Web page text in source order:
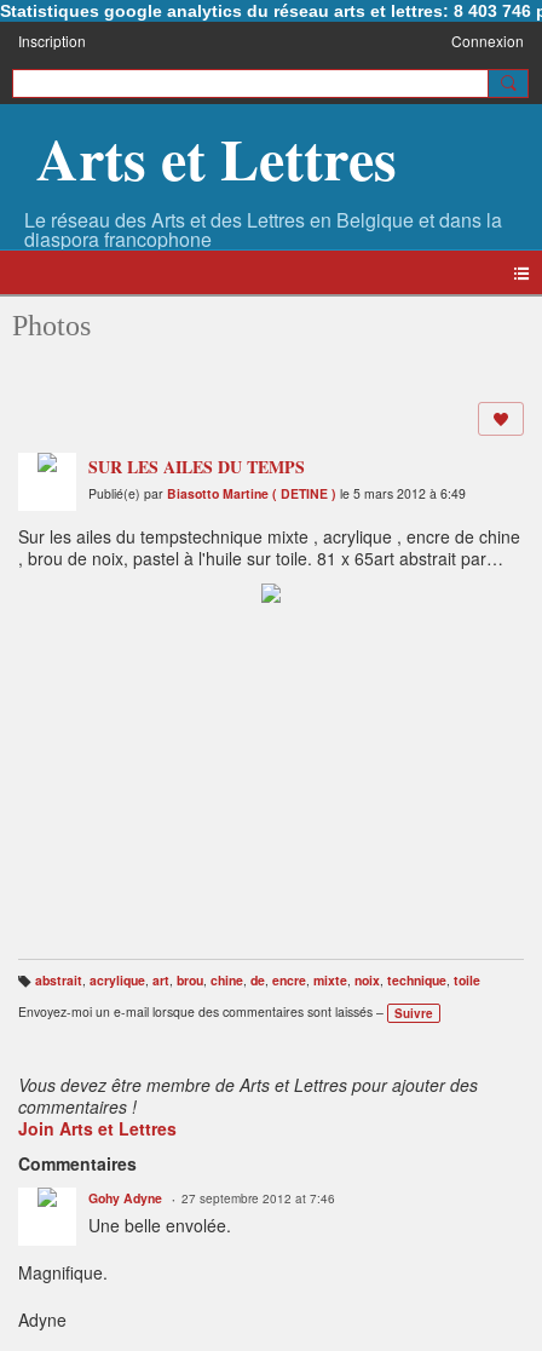
Statistiques google analytics du réseau arts et lettres: 8 403 746
Inscription Connexion
Arts et Lettres
Photos
SUR LES AILES DU TEMPS
Publié(e) par Biasotto Martine ( DETINE ) le 5 mars 2012 à 6:49
Sur les ailes du tempstechnique mixte , acrylique , encre de chine
, brou de noix, pastel à l'huile sur toile. 81 x 65art abstrait par
B
ali
s
abstrait, acrylique, art, brou, chine, de, encre, mixte, noix, technique, toile
Envoyez-moi un e-mail lorsque des commentaires sont laissés –
Suivre
Vous devez être membre de Arts et Lettres pour ajouter des
commentaires !
Join Arts et Lettres
Commentaires
Gohy Adyne 27 septembre 2012 at 7:46
Une belle envolée.
Magnifique.
Adyne